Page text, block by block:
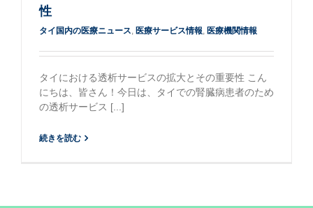
性
タイ国内の医療ニュース 医療サービス情報 医療機関情報
タイにおける透析サービスの拡大とその重要性 こん
にちは、皆さん！今日は、タイでの腎臓病患者のため
の透析サービス [...]
続きを読む